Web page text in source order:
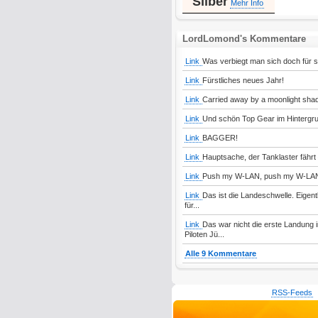
Mehr Info
LordLomond's Kommentare
Link Was verbiegt man sich doch für
Link Fürstliches neues Jahr!
Link Carried away by a moonlight
Link Und schön Top Gear im
Link BAGGER!
Link Hauptsache, der Tanklaster fährt
Link Push my W-LAN, push my W-
Link Das ist die Landeschwelle.
für...
Link Das war nicht die erste
Piloten Jü...
Alle 9 Kommentare
RSS-Feeds